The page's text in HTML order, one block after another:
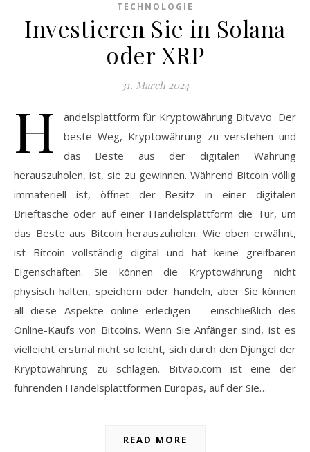
TECHNOLOGIE
Investieren Sie in Solana
oder XRP
31. March 2024
H
andelsplattform für Kryptowährung Bitvavo Der
beste Weg, Kryptowährung zu verstehen und
das Beste aus der digitalen Währung
herauszuholen, ist, sie zu gewinnen. Während Bitcoin völlig
immateriell ist, öffnet der Besitz in einer digitalen
Brieftasche oder auf einer Handelsplattform die Tür, um
das Beste aus Bitcoin herauszuholen. Wie oben erwähnt,
ist Bitcoin vollständig digital und hat keine greifbaren
Eigenschaften. Sie können die Kryptowährung nicht
physisch halten, speichern oder handeln, aber Sie können
all diese Aspekte online erledigen – einschließlich des
Online-Kaufs von Bitcoins. Wenn Sie Anfänger sind, ist es
vielleicht erstmal nicht so leicht, sich durch den Djungel der
Kryptowährung zu schlagen. Bitvao.com ist eine der
führenden Handelsplattformen Europas, auf der Sie…
READ MORE